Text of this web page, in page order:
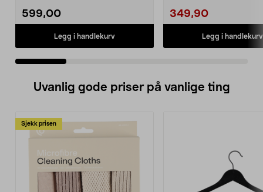
599,00
Legg i handlekurv
349,90
Legg i handlekurv
Uvanlig gode priser på vanlige ting
Sjekk prisen